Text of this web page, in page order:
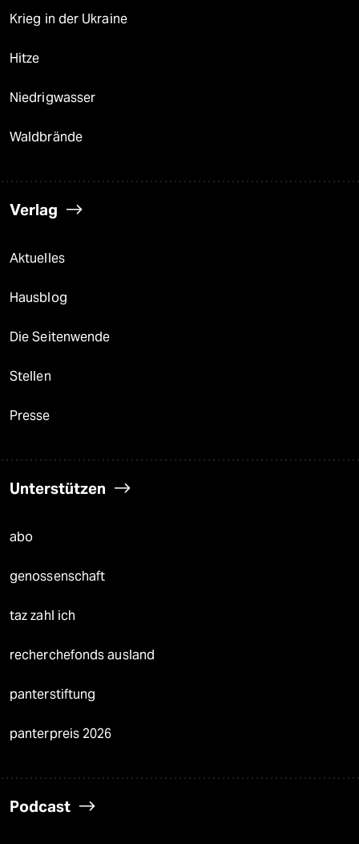
Krieg in der Ukraine
Hitze
Niedrigwasser
Waldbrände
Verlag
Aktuelles
Hausblog
Die Seitenwende
Stellen
Presse
Unterstützen
abo
genossenschaft
taz zahl ich
recherchefonds ausland
panterstiftung
panterpreis 2026
Podcast